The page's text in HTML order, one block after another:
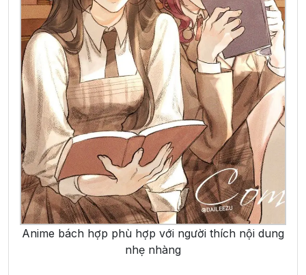
Anime bách hợp phù hợp với người thích nội dung
nhẹ nhàng